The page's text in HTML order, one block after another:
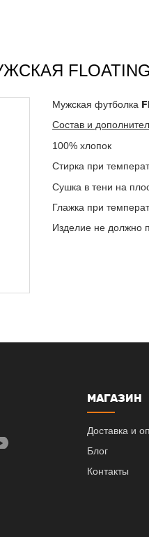
FLOATING
Мужская футболка
Состав и
100% хлопок
Стирка при
Сушка в тени на
Глажка при
Изделие не должно
МАГАЗИН
Доставка и
Блог
Контакты